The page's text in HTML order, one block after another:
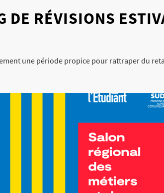
DE RÉVISIONS
une période propice pour rattraper du